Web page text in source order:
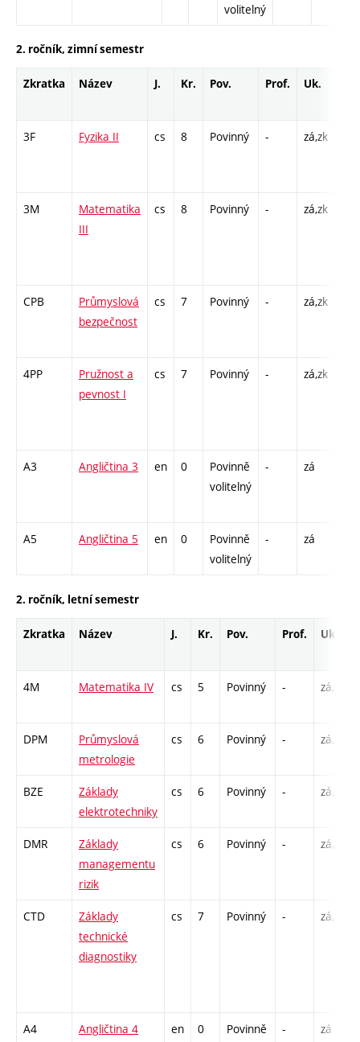
volitelný
2. ročník, zimní semestr
Zkratka Název J. Kr. Pov. Prof. Uk.
3F Fyzika II cs 8 Povinný - zá,zk
3M
Matematika
III
cs 8 Povinný - zá,zk
CPB
Průmyslová
bezpečnost
cs 7 Povinný - zá,zk
4PP
Pružnost a
pevnost I
cs 7 Povinný - zá,zk
A3 Angličtina 3 en 0
Povinně
volitelný
- zá
A5 Angličtina 5 en 0
Povinně
volitelný
- zá
2. ročník, letní semestr
Zkratka Název J. Kr. Pov. Prof. Uk.
4M Matematika IV cs 5 Povinný - zá,zk
DPM
Průmyslová
metrologie
cs 6 Povinný - zá,zk
BZE
Základy
elektrotechniky
cs 6 Povinný - zá,zk
DMR
Základy
managementu
rizik
cs 6 Povinný - zá,zk
CTD
Základy
technické
diagnostiky
cs 7 Povinný - zá,zk
A4 Angličtina 4 en 0
Povinně
- zá